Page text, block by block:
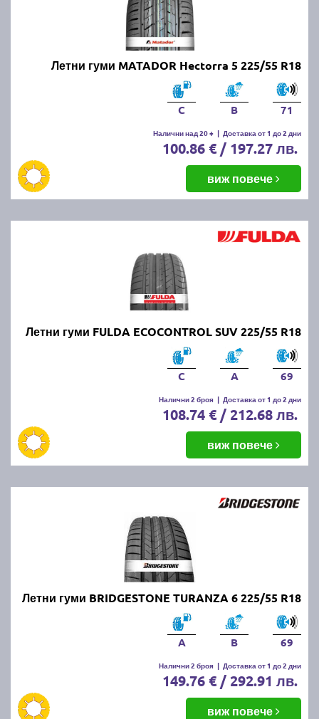
Летни гуми MATADOR Hectorra 5 225/55 R18
C B 71
Налични над 20 + | Доставка от 1 до 2 дни
100.86 € / 197.27 лв.
виж повече
Летни гуми FULDA ECOCONTROL SUV 225/55 R18
C A 69
Налични 2 броя | Доставка от 1 до 2 дни
108.74 € / 212.68 лв.
виж повече
Летни гуми BRIDGESTONE TURANZA 6 225/55 R18
A B 69
Налични 2 броя | Доставка от 1 до 2 дни
149.76 € / 292.91 лв.
виж повече